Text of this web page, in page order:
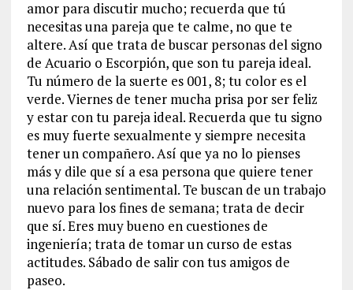
amor para discutir mucho; recuerda que tú
necesitas una pareja que te calme, no que te
altere. Así que trata de buscar personas del signo
de Acuario o Escorpión, que son tu pareja ideal.
Tu número de la suerte es 001, 8; tu color es el
verde. Viernes de tener mucha prisa por ser feliz
y estar con tu pareja ideal. Recuerda que tu signo
es muy fuerte sexualmente y siempre necesita
tener un compañero. Así que ya no lo pienses
más y dile que sí a esa persona que quiere tener
una relación sentimental. Te buscan de un trabajo
nuevo para los fines de semana; trata de decir
que sí. Eres muy bueno en cuestiones de
ingeniería; trata de tomar un curso de estas
actitudes. Sábado de salir con tus amigos de
paseo.